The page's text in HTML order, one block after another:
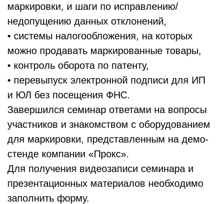
маркировки, и шаги по исправлению/
недопущению данных отклонений,
• системы налогообложения, на которых
можно продавать маркированные товары,
• контроль оборота по патенту,
• перевыпуск электронной подписи для ИП
и ЮЛ без посещения ФНС.
Завершился семинар ответами на вопросы
участников и знакомством с оборудованием
для маркировки, представленным на демо-
стенде компании «Прокс».
Для получения видеозаписи семинара и
презентационных материалов необходимо
заполнить форму.